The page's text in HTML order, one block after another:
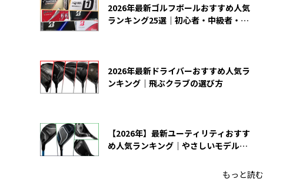
2026年最新ゴルフボールおすすめ人気
ランキング25選｜初心者・中級者・上
2026年最新ドライバーおすすめ人気ラ
ンキング｜飛ぶクラブの選び方
【2026年】最新ユーティリティおすす
め人気ランキング｜やさしいモデルの
もっと読む